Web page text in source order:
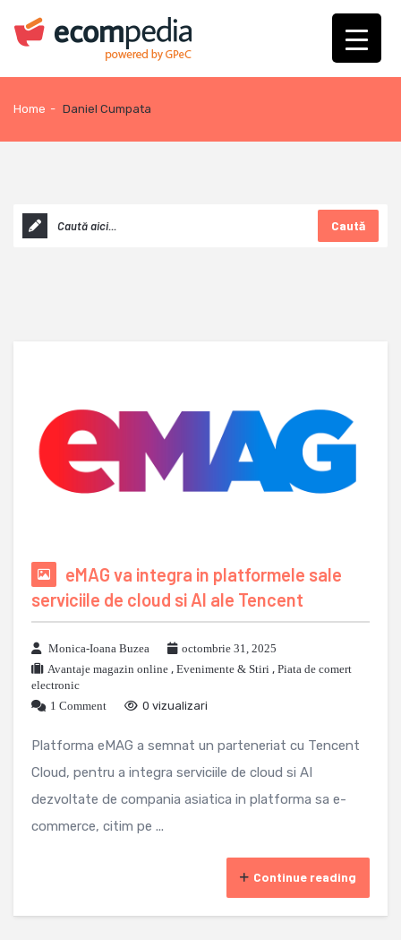
Home - Daniel Cumpata
Caută
eMAG va integra in platformele sale
serviciile de cloud si AI ale Tencent
Monica-Ioana Buzea
octombrie 31, 2025
Avantaje magazin online , Evenimente & Stiri , Piata de comert
electronic
1 Comment
0 vizualizari
Platforma eMAG a semnat un parteneriat cu Tencent
Cloud, pentru a integra serviciile de cloud si AI
dezvoltate de compania asiatica in platforma sa e-
commerce, citim pe ...
Continue reading